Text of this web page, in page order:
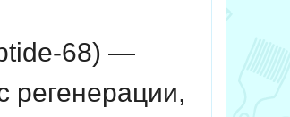
68) —
регенерации,